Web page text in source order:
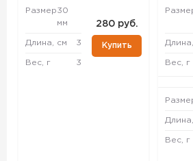
Размер30
мм
Длина, см 3
Вес, г 3
280 руб.
Купить
Вес, г
Вес, г